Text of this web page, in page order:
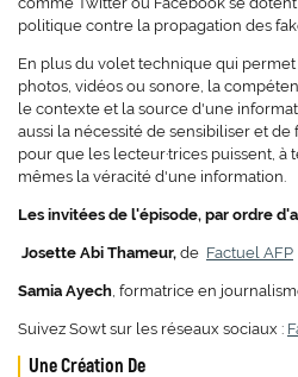
Une Création De
politique contre la propagation des
En plus du volet technique qui
photos, vidéos ou sonore, la
le contexte et la source d'une
aussi la nécessité de sensibiliser et
pour que les lecteur·trices puissent,
mêmes la véracité d'une information.
Les invitées de l'épisode, par ordre
Josette Abi Thameur, de Factuel AFP
Samia Ayech, formatrice en
Suivez Sowt sur les réseaux sociaux :